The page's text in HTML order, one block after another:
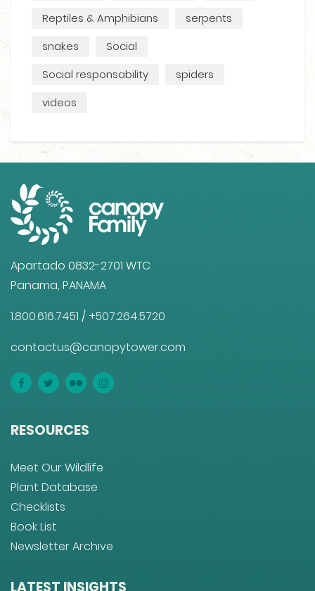
Reptiles & Amphibians
serpents
snakes
Social
Social responsability
spiders
videos
Apartado 0832-2701 WTC
Panama, PANAMA
1.800.616.7451 / +507.264.5720
contactus@canopytower.com
RESOURCES
Meet Our Wildlife
Plant Database
Checklists
Book List
Newsletter Archive